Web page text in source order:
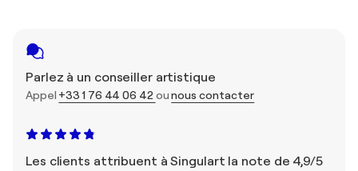
Parlez à un conseiller artistique
Appel +33 1 76 44 06 42 ounous contacter
Les clients attribuent à Singulart la note de 4,9/5